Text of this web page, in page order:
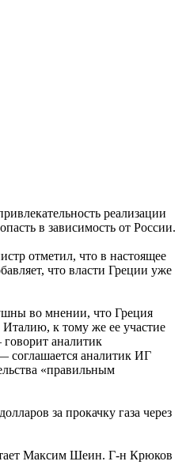
реализации
в зависимость от России.
отметил, что в настоящее
что власти Греции уже
во мнении, что Греция
к тому же ее участие
аналитик
аналитик ИГ
«правильным
за прокачку газа через
Максим Шеин. Г-н Крюков